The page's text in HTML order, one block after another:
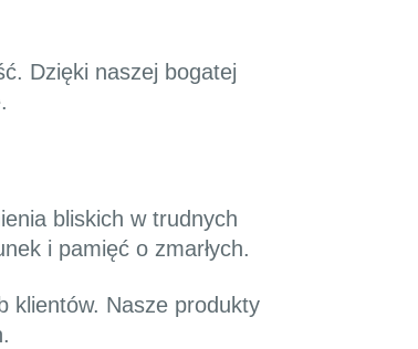
Dzięki naszej bogatej
bliskich w trudnych
i pamięć o zmarłych.
klientów. Nasze produkty